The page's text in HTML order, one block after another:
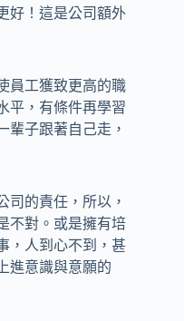
好！這是公司額外
員工獲致更高的職
平，有條件再學習
輩子跟著自己走，
司的責任，所以，
不對。或是擁有培
，人到心不到，甚
進意識與意願的